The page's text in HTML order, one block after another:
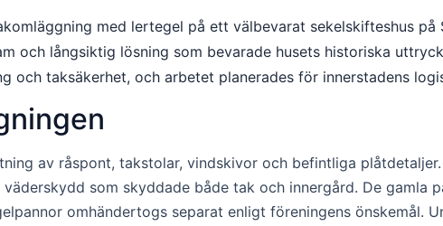
med lertegel på ett välbevarat sekelskifteshus
och långsiktig lösning som bevarade husets historiska
och taksäkerhet, och arbetet planerades för innerstadens
av råspont, takstolar, vindskivor och befintliga
som skyddade både tak och innergård. De
omhändertogs separat enligt föreningens önskemål.